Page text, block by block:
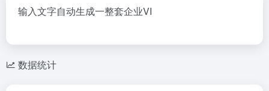
输入文字自动生成一整套企业VI
数据统计